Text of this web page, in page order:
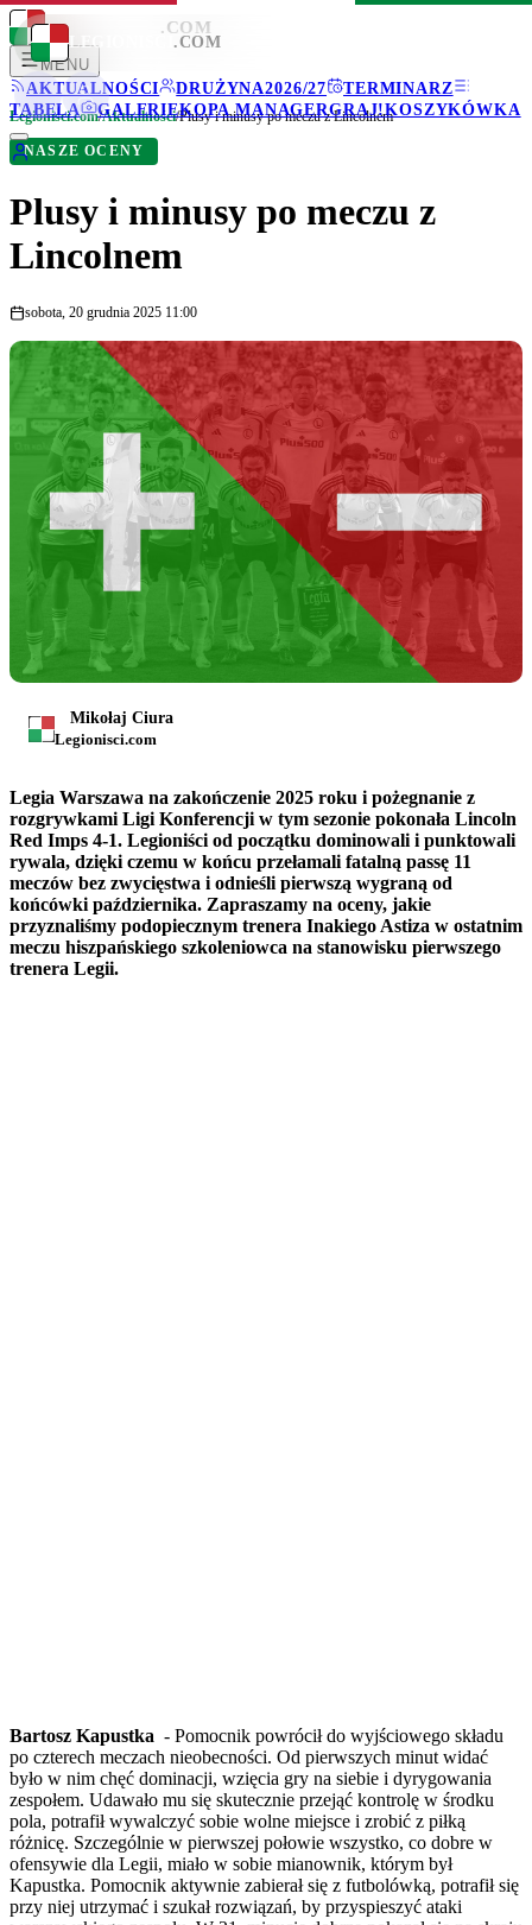
LEGIONISCI .COM
MENU
AKTUALNOŚCI
DRUŻYNA2026/27
TERMINARZ
TABELA
GALERIEKOPA MANAGERGRAJ!KOSZYKÓWKA
LEGIONISCI .COM
Legionisci.com/Aktualności/Plusy i minusy po meczu z Lincolnem
NASZE OCENY
Plusy i minusy po meczu z
Lincolnem
sobota, 20 grudnia 2025 11:00
Mikołaj Ciura
Legionisci.com
Legia Warszawa na zakończenie 2025 roku i pożegnanie z
rozgrywkami Ligi Konferencji w tym sezonie pokonała Lincoln
Red Imps 4-1. Legioniści od początku dominowali i punktowali
rywala, dzięki czemu w końcu przełamali fatalną passę 11
meczów bez zwycięstwa i odnieśli pierwszą wygraną od
końcówki października. Zapraszamy na oceny, jakie
przyznaliśmy podopiecznym trenera Inakiego Astiza w ostatnim
meczu hiszpańskiego szkoleniowca na stanowisku pierwszego
trenera Legii.
Bartosz Kapustka - Pomocnik powrócił do wyjściowego składu
po czterech meczach nieobecności. Od pierwszych minut widać
było w nim chęć dominacji, wzięcia gry na siebie i dyrygowania
zespołem. Udawało mu się skutecznie przejąć kontrolę w środku
pola, potrafił wywalczyć sobie wolne miejsce i zrobić z piłką
różnicę. Szczególnie w pierwszej połowie wszystko, co dobre w
ofensywie dla Legii, miało w sobie mianownik, którym był
Kapustka. Pomocnik aktywnie zabierał się z futbolówką, potrafił się
przy niej utrzymać i szukał rozwiązań, by przyspieszyć ataki